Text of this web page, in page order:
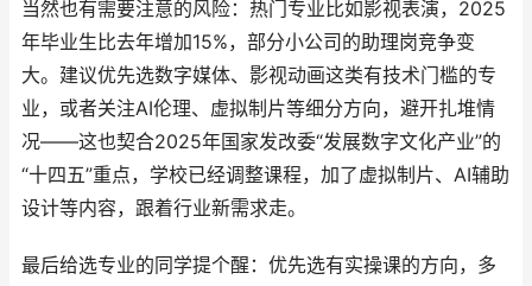
当然也有需要注意的风险：热门专业比如影视表演，2025
年毕业生比去年增加15%，部分小公司的助理岗竞争变
大。建议优先选数字媒体、影视动画这类有技术门槛的专
业，或者关注AI伦理、虚拟制片等细分方向，避开扎堆情
况——这也契合2025年国家发改委“发展数字文化产业”的
“十四五”重点，学校已经调整课程，加了虚拟制片、AI辅助
设计等内容，跟着行业新需求走。
最后给选专业的同学提个醒：优先选有实操课的方向，多